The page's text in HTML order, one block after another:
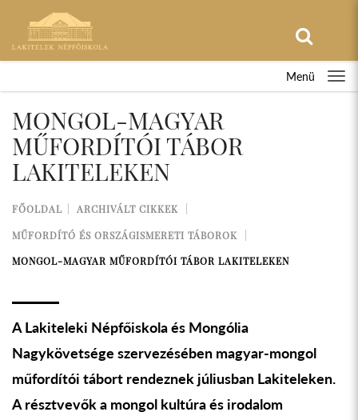
Menü
MONGOL-MAGYAR
MŰFORDÍTÓI TÁBOR
LAKITELEKEN
FŐOLDAL ARCHIVÁLT CIKKEK
MŰFORDÍTÓ ÉS ORSZÁGISMERETI TÁBOROK
MONGOL-MAGYAR MŰFORDÍTÓI TÁBOR LAKITELEKEN
A Lakiteleki Népfőiskola és Mongólia
Nagykövetsége szervezésében magyar-mongol
műfordítói tábort rendeznek júliusban Lakiteleken.
A résztvevők a mongol kultúra és irodalom